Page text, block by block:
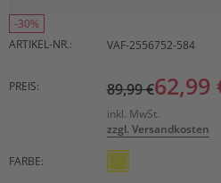
-30%
ARTIKEL-NR.:
VAF-2556752-584
PREIS: 89,99 €62,99
inkl. MwSt.
zzgl. Versandkosten
FARBE: